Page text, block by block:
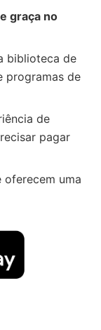
graça no
biblioteca de
programas de
de
pagar
oferecem uma